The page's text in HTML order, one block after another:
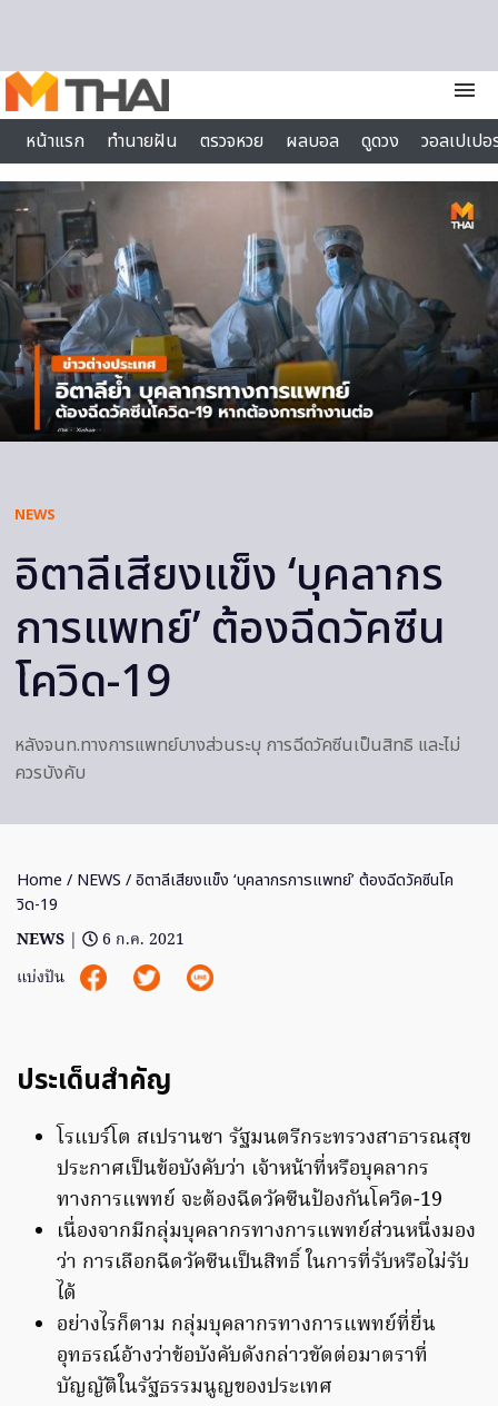
menu
หน้าแรก
ทำนายฝัน ตรวจหวย ผลบอล ดูดวง
วอลเปเป
ไลฟ์สไตล์
NEWS
อิตาลีเสียงแข็ง ‘บุคลากร
การแพทย์’ ต้องฉีดวัคซีน
โควิด-19
หลังจนท.ทางการแพทย์บางส่วนระบุ การฉีดวัคซีนเป็นสิทธิ และไม่
ควรบังคับ
Home / NEWS / อิตาลีเสียงแข็ง ‘บุคลากรการแพทย์’ ต้องฉีดวัคซีนโค
วิด-19
NEWS |
6 ก.ค. 2021
แบ่งปัน
ประเด็นสำคัญ
โรแบร์โต สเปรานซา รัฐมนตรีกระทรวงสาธารณสุข
ประกาศเป็นข้อบังคับว่า เจ้าหน้าที่หรือบุคลากร
ทางการแพทย์ จะต้องฉีดวัคซีนป้องกันโควิด-19
เนื่องจากมีกลุ่มบุคลากรทางการแพทย์ส่วนหนึ่งมอง
ว่า การเลือกฉีดวัคซีนเป็นสิทธิ์ ในการที่รับหรือไม่รับ
ได้
อย่างไรก็ตาม กลุ่มบุคลากรทางการแพทย์ที่ยื่น
อุทธรณ์อ้างว่าข้อบังคับดังกล่าวขัดต่อมาตราที่
บัญญัติในรัฐธรรมนูญของประเทศ